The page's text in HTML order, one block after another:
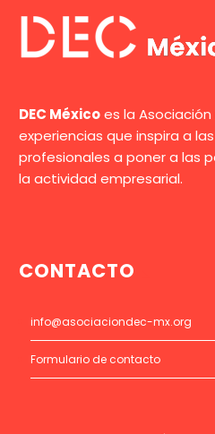
DEC Méxicoes la
experiencias que inspira a
profesionales a poner a las
la actividad empresarial.
CONTACTO
info@asociaciondec-mx.org
Formulario de contacto